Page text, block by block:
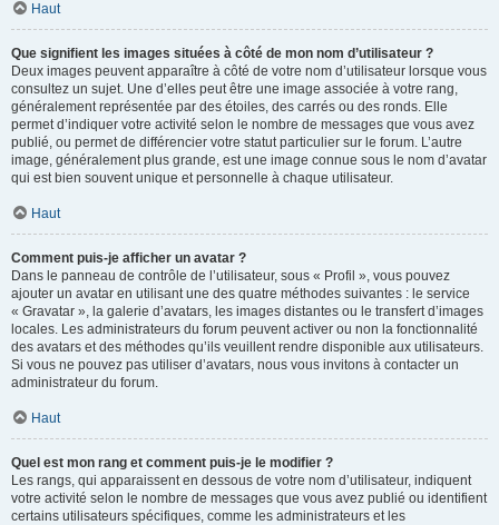
Haut
Que signifient les images situées à côté de mon nom d’utilisateur ?
Deux images peuvent apparaître à côté de votre nom d’utilisateur lorsque vous
consultez un sujet. Une d’elles peut être une image associée à votre rang,
généralement représentée par des étoiles, des carrés ou des ronds. Elle
permet d’indiquer votre activité selon le nombre de messages que vous avez
publié, ou permet de différencier votre statut particulier sur le forum. L’autre
image, généralement plus grande, est une image connue sous le nom d’avatar
qui est bien souvent unique et personnelle à chaque utilisateur.
Haut
Comment puis-je afficher un avatar ?
Dans le panneau de contrôle de l’utilisateur, sous « Profil », vous pouvez
ajouter un avatar en utilisant une des quatre méthodes suivantes : le service
« Gravatar », la galerie d’avatars, les images distantes ou le transfert d’images
locales. Les administrateurs du forum peuvent activer ou non la fonctionnalité
des avatars et des méthodes qu’ils veuillent rendre disponible aux utilisateurs.
Si vous ne pouvez pas utiliser d’avatars, nous vous invitons à contacter un
administrateur du forum.
Haut
Quel est mon rang et comment puis-je le modifier ?
Les rangs, qui apparaissent en dessous de votre nom d’utilisateur, indiquent
votre activité selon le nombre de messages que vous avez publié ou identifient
certains utilisateurs spécifiques, comme les administrateurs et les